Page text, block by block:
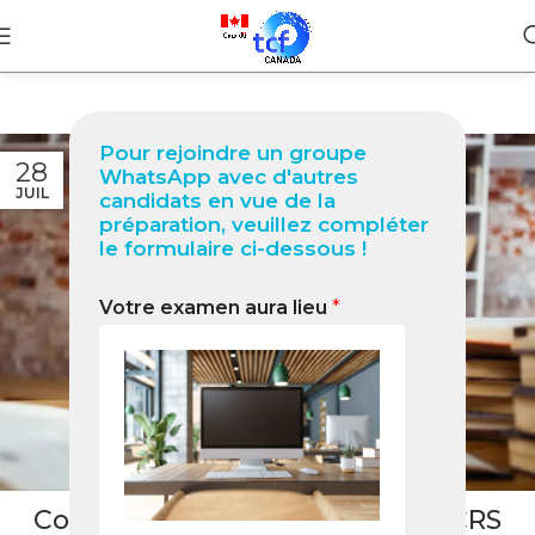
Pour rejoindre un groupe
WhatsApp avec d'autres
candidats en vue de la
préparation, veuillez compléter
le formulaire ci-dessous !
Votre examen aura lieu *
28
JUIL
BLOG
Comment booster votre score CRS